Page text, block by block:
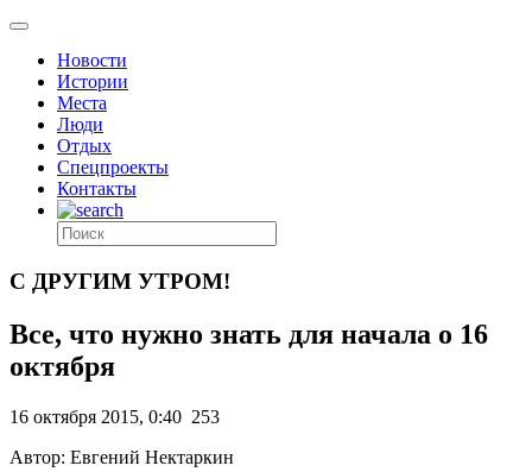
Новости
Истории
Места
Люди
Отдых
Спецпроекты
Контакты
С ДРУГИМ УТРОМ!
Все, что нужно знать для начала о 16
октября
16 октября 2015, 0:40 253
Автор: Евгений Нектаркин